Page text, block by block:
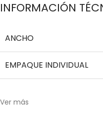
INFORMACIÓN
ANCHO
EMPAQUE INDIVIDUAL
Ver más